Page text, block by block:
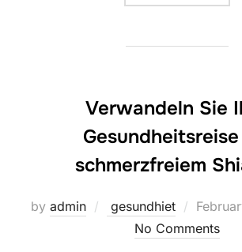
Verwandeln Sie
schmerzfreiem
by admin gesundhiet
Posted
on
No Comments